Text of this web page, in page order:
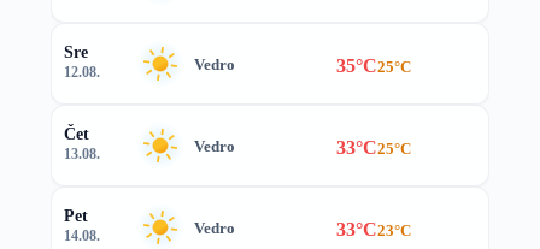
Sre
12.08. Vedro 35°C25°C
Čet
13.08. Vedro 33°C25°C
Pet
14.08. Vedro 33°C23°C